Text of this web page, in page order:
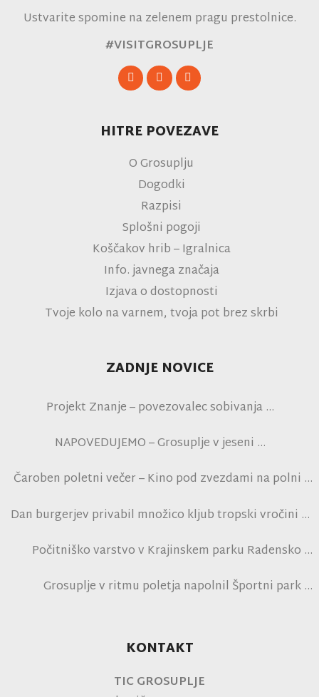
Ustvarite spomine na zelenem pragu prestolnice.
#VISITGROSUPLJE
HITRE POVEZAVE
O Grosuplju
Dogodki
Razpisi
Splošni pogoji
Koščakov hrib – Igralnica
Info. javnega značaja
Izjava o dostopnosti
Tvoje kolo na varnem, tvoja pot brez skrbi
ZADNJE NOVICE
Projekt Znanje – povezovalec sobivanja
NAPOVEDUJEMO – Grosuplje v jeseni
Čaroben poletni večer – Kino pod zvezdami na polni
Dan burgerjev privabil množico kljub tropski vročini
Počitniško varstvo v Krajinskem parku Radensko
Grosuplje v ritmu poletja napolnil Športni park
KONTAKT
TIC GROSUPLJE